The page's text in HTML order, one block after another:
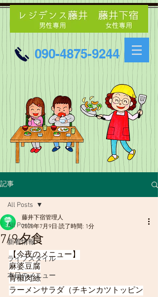
090-4875-9244
記事
All Posts
新着情報
ライフスタイル
本日のメニュー
All Posts
7/9夕食
藤井下宿管理人
2020年7月9日 読了時間: 1分
【今夜のメニュー】
麻婆豆腐
青椒肉絲
ラーメンサラダ（チキンカツトッピン